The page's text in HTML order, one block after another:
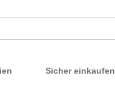
Sicher einkaufen